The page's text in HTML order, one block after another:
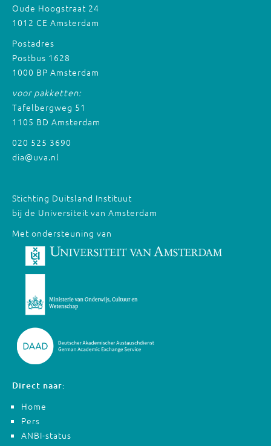
Oude Hoogstraat 24
1012 CE Amsterdam
Postadres
Postbus 1628
1000 BP Amsterdam
voor pakketten:
Tafelbergweg 51
1105 BD Amsterdam
020 525 3690
dia@uva.nl
Stichting Duitsland Instituut
bij de Universiteit van Amsterdam
Met ondersteuning van
Direct naar:
Home
Pers
ANBI-status